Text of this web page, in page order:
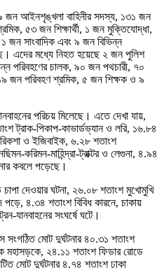
জন আইনশৃঙ্খলা বাহিনীর সদস্য, ১৩১ জন
৫৩ জন শিক্ষার্থী, ১ জন মুক্তিযোদ্ধা,
সাংবাদিক এবং ৯ জন বিভিন্ন
এদের মধ্যে নিহত হয়েছে ২ জন পুলিশ
পরিবহণের চালক, ৯০ জন পথচারী, ৭০
জন পরিবহণ শ্রমিক, ৫ জন শিক্ষক ও ৯
পরিচয় মিলেছে। এতে দেখা যায়,
ট্রাক-পিকাপ-কাভার্ডভ্যান ও লরি, ১৬.৮৪
রিকশা ও ইজিবাইক, ৬.২৮ শতাংশ
করিমন-মাহিন্দ্রা-ট্রাক্টর ও লেগুনা, ৪.৯৪
কবলে পড়েছে।
দেওয়ার ঘটনা, ২৬.০৮ শতাংশ মুখোমুখি
পড়ে, ৪.৩৪ শতাংশ বিবিধ কারনে, চাকায়
যানবাহনের সংঘর্ষে ঘটে।
সংগঠিত মোট দুর্ঘটনার ৪০.৩১ শতাংশ
মহাসড়কে, ২৪.১১ শতাংশ ফিডার রোডে
মোট দুর্ঘটনার ৪.৭৪ শতাংশ ঢাকা